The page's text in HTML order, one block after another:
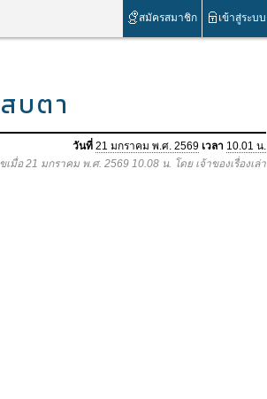
สมัครสมาชิก เข้าสู่ระบบ
บตา
วันที่ 21 มกราคม พ.ศ. 2569 เวลา 10.01 น.
เมื่อ 21 มกราคม พ.ศ. 2569 10.08 น. โดย เจ้าของเรื่องเล่า